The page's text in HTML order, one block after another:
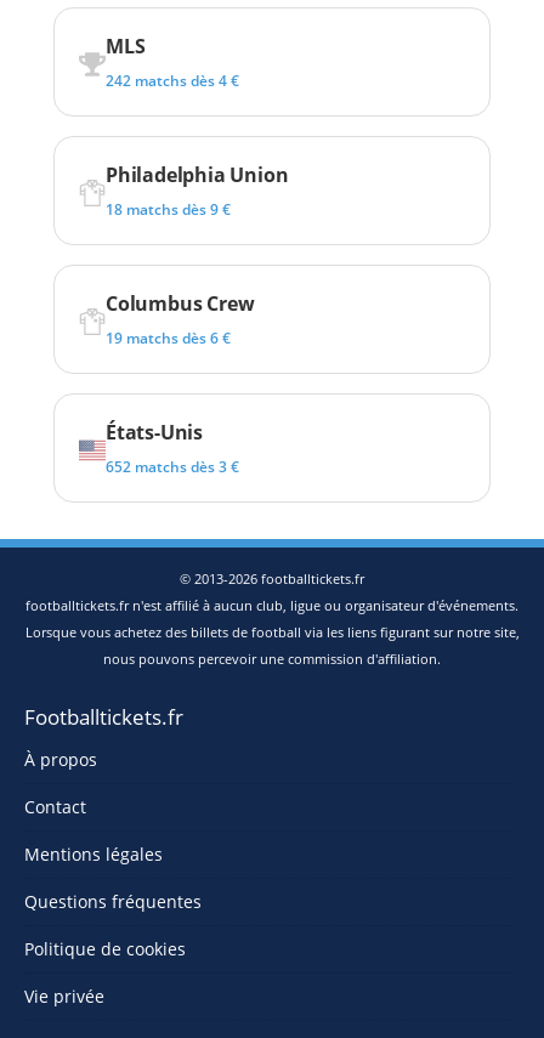
MLS
242 matchs dès 4 €
Philadelphia Union
18 matchs dès 9 €
Columbus Crew
19 matchs dès 6 €
États-Unis
652 matchs dès 3 €
© 2013-2026 footballtickets.fr
footballtickets.fr n'est affilié à aucun club, ligue ou organisateur d'événements.
Lorsque vous achetez des billets de football via les liens figurant sur notre site,
nous pouvons percevoir une commission d'affiliation.
Footballtickets.fr
À propos
Contact
Mentions légales
Questions fréquentes
Politique de cookies
Vie privée